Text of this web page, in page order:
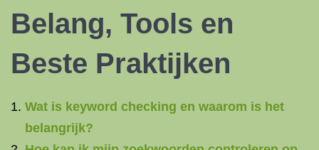
Belang, Tools en
Beste Praktijken
Wat is keyword checking en waarom is het
belangrijk?